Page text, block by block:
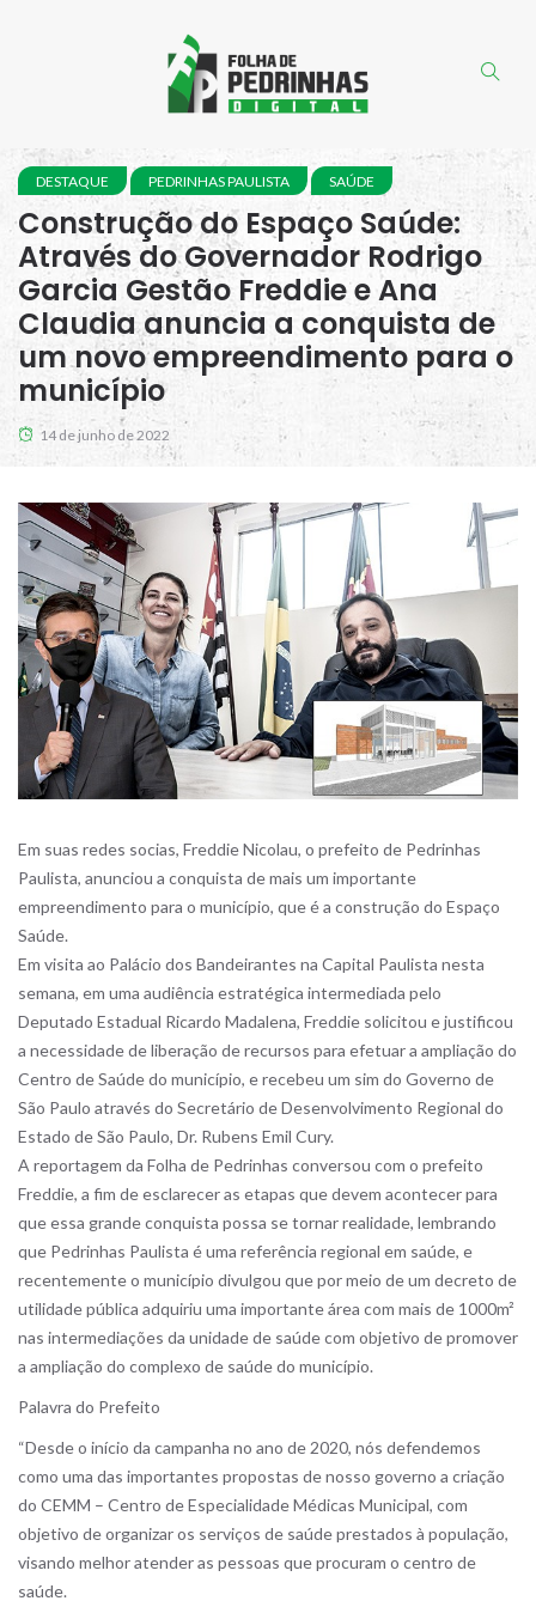
DESTAQUE PEDRINHAS PAULISTA SAÚDE
Construção do Espaço Saúde:
Através do Governador Rodrigo
Garcia Gestão Freddie e Ana
Claudia anuncia a conquista de
um novo empreendimento para o
município
14 de junho de 2022
Em suas redes socias, Freddie Nicolau, o prefeito de Pedrinhas
Paulista, anunciou a conquista de mais um importante
empreendimento para o município, que é a construção do Espaço
Saúde.
Em visita ao Palácio dos Bandeirantes na Capital Paulista nesta
semana, em uma audiência estratégica intermediada pelo
Deputado Estadual Ricardo Madalena, Freddie solicitou e justificou
a necessidade de liberação de recursos para efetuar a ampliação do
Centro de Saúde do município, e recebeu um sim do Governo de
São Paulo através do Secretário de Desenvolvimento Regional do
Estado de São Paulo, Dr. Rubens Emil Cury.
A reportagem da Folha de Pedrinhas conversou com o prefeito
Freddie, a fim de esclarecer as etapas que devem acontecer para
que essa grande conquista possa se tornar realidade, lembrando
que Pedrinhas Paulista é uma referência regional em saúde, e
recentemente o município divulgou que por meio de um decreto de
utilidade pública adquiriu uma importante área com mais de 1000m²
nas intermediações da unidade de saúde com objetivo de promover
a ampliação do complexo de saúde do município.
Palavra do Prefeito
“Desde o início da campanha no ano de 2020, nós defendemos
como uma das importantes propostas de nosso governo a criação
do CEMM – Centro de Especialidade Médicas Municipal, com
objetivo de organizar os serviços de saúde prestados à população,
visando melhor atender as pessoas que procuram o centro de
saúde.